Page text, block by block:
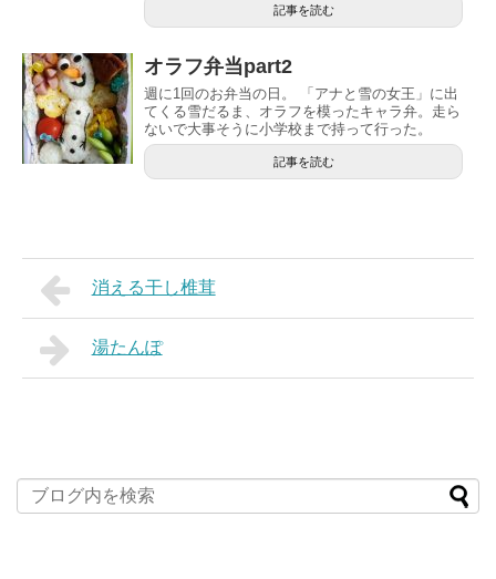
記事を読む
オラフ弁当part2
週に1回のお弁当の日。 「アナと雪の女王」に出
てくる雪だるま、オラフを模ったキャラ弁。走ら
ないで大事そうに小学校まで持って行った。
記事を読む
消える干し椎茸
湯たんぽ